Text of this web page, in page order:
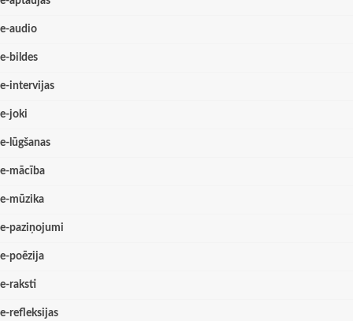
e-audio
e-bildes
e-intervijas
e-joki
e-lūgšanas
e-mācība
e-mūzika
e-paziņojumi
e-poēzija
e-raksti
e-refleksijas